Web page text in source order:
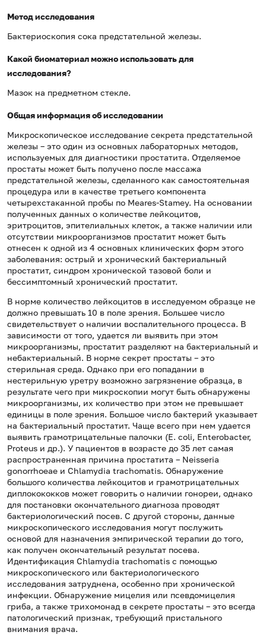
Метод исследования
Бактериоскопия сока предстательной железы.
Какой биоматериал можно использовать для
исследования?
Мазок на предметном стекле.
Общая информация об исследовании
Микроскопическое исследование секрета предстательной
железы – это один из основных лабораторных методов,
используемых для диагностики простатита. Отделяемое
простаты может быть получено после массажа
предстательной железы, сделанного как самостоятельная
процедура или в качестве третьего компонента
четырехстаканной пробы по Meares-Stamey. На основании
полученных данных о количестве лейкоцитов,
эритроцитов, эпителиальных клеток, а также наличии или
отсутствии микроорганизмов простатит может быть
отнесен к одной из 4 основных клинических форм этого
заболевания: острый и хронический бактериальный
простатит, синдром хронической тазовой боли и
бессимптомный хронический простатит.
В норме количество лейкоцитов в исследуемом образце не
должно превышать 10 в поле зрения. Большее число
свидетельствует о наличии воспалительного процесса. В
зависимости от того, удается ли выявить при этом
микроорганизмы, простатит разделяют на бактериальный и
небактериальный. В норме секрет простаты – это
стерильная среда. Однако при его попадании в
нестерильную уретру возможно загрязнение образца, в
результате чего при микроскопии могут быть обнаружены
микроорганизмы, их количество при этом не превышает
единицы в поле зрения. Большое число бактерий указывает
на бактериальный простатит. Чаще всего при нем удается
выявить грамотрицательные палочки (E. coli, Enterobacter,
Proteus и др.). У пациентов в возрасте до 35 лет самая
распространенная причина простатита – Neisseria
gonorrhoeae и Chlamydia trachomatis. Обнаружение
большого количества лейкоцитов и грамотрицательных
диплокококков может говорить о наличии гонореи, однако
для постановки окончательного диагноза проводят
бактериологический посев. С другой стороны, данные
микроскопического исследования могут послужить
основой для назначения эмпирической терапии до того,
как получен окончательный результат посева.
Идентификация Chlamydia trachomatis с помощью
микроскопического или бактериологического
исследования затруднена, особенно при хронической
инфекции. Обнаружение мицелия или псевдомицелия
гриба, а также трихомонад в секрете простаты – это всегда
патологический признак, требующий пристального
внимания врача.